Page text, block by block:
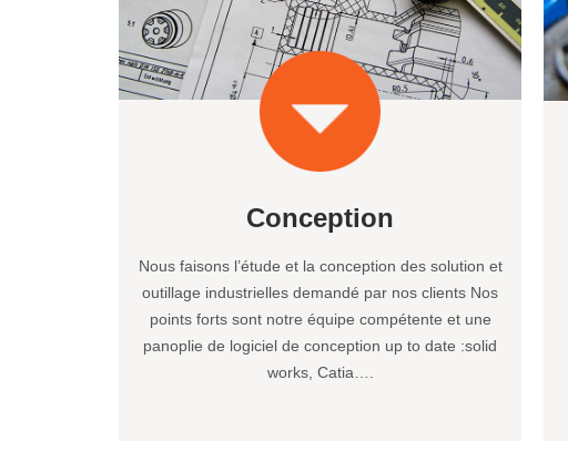
Conception
Nous faisons l’étude et la conception des solution et
outillage industrielles demandé par nos clients Nos
points forts sont notre équipe compétente et une
panoplie de logiciel de conception up to date :solid
works, Catia….